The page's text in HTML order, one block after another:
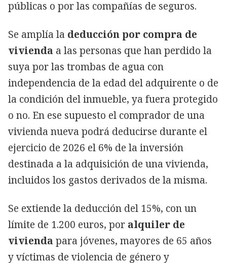
públicas o por las compañías de seguros.
Se amplía la deducción por compra de
vivienda a las personas que han perdido la
suya por las trombas de agua con
independencia de la edad del adquirente o de
la condición del inmueble, ya fuera protegido
o no. En ese supuesto el comprador de una
vivienda nueva podrá deducirse durante el
ejercicio de 2026 el 6% de la inversión
destinada a la adquisición de una vivienda,
incluidos los gastos derivados de la misma.
Se extiende la deducción del 15%, con un
límite de 1.200 euros, por alquiler de
vivienda para jóvenes, mayores de 65 años
y víctimas de violencia de género y